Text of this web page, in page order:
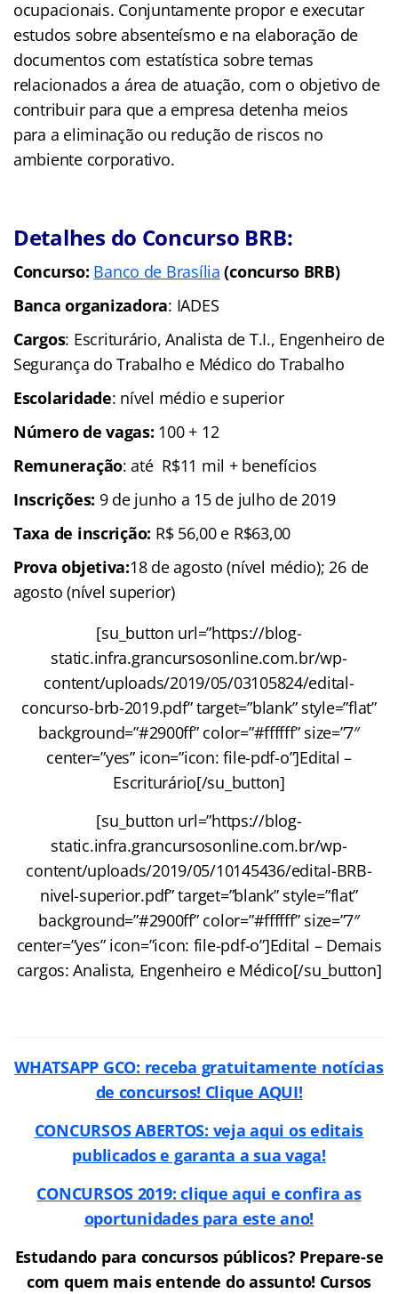
ocupacionais. Conjuntamente propor e executar
estudos sobre absenteísmo e na elaboração de
documentos com estatística sobre temas
relacionados a área de atuação, com o objetivo de
contribuir para que a empresa detenha meios
para a eliminação ou redução de riscos no
ambiente corporativo.
Detalhes do Concurso BRB:
Concurso: Banco de Brasília (concurso BRB)
Banca organizadora: IADES
Cargos: Escriturário, Analista de T.I., Engenheiro de
Segurança do Trabalho e Médico do Trabalho
Escolaridade: nível médio e superior
Número de vagas: 100 + 12
Remuneração: até R$11 mil + benefícios
Inscrições: 9 de junho a 15 de julho de 2019
Taxa de inscrição: R$ 56,00 e R$63,00
Prova objetiva:18 de agosto (nível médio); 26 de
agosto (nível superior)
[su_button url=”https://blog-
static.infra.grancursosonline.com.br/wp-
content/uploads/2019/05/03105824/edital-
concurso-brb-2019.pdf” target=”blank” style=”flat”
background=”#2900ff” color=”#ffffff” size=”7″
center=”yes” icon=”icon: file-pdf-o”]Edital –
Escriturário[/su_button]
[su_button url=”https://blog-
static.infra.grancursosonline.com.br/wp-
content/uploads/2019/05/10145436/edital-BRB-
nivel-superior.pdf” target=”blank” style=”flat”
background=”#2900ff” color=”#ffffff” size=”7″
center=”yes” icon=”icon: file-pdf-o”]Edital – Demais
cargos: Analista, Engenheiro e Médico[/su_button]
WHATSAPP GCO: receba gratuitamente notícias
de concursos! Clique AQUI!
CONCURSOS ABERTOS: veja aqui os editais
publicados e garanta a sua vaga!
CONCURSOS 2019: clique aqui e confira as
oportunidades para este ano!
Estudando para concursos públicos? Prepare-se
com quem mais entende do assunto! Cursos